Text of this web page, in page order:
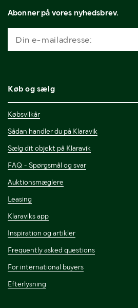
Abonner på vores nyhedsbrev.
Køb og sælg
Købsvilkår
Sådan handler du på Klaravik
Sælg dit objekt på Klaravik
FAQ - Spørgsmål og svar
Auktionsmæglere
Leasing
Klaraviks app
Inspiration og artikler
Frequently asked questions
For international buyers
Efterlysning